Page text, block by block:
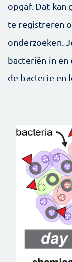
opgaf. Dat kan
te registreren
onderzoeken.
bacteriën in en
de bacterie en